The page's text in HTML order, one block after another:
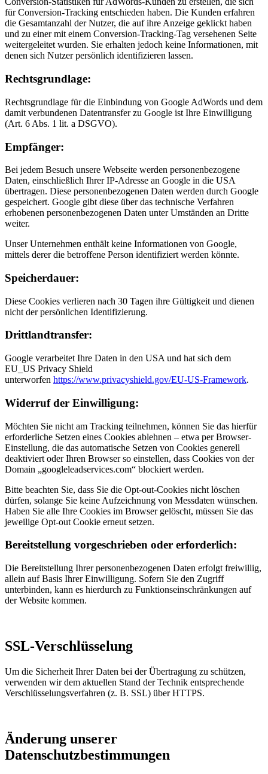
für Conversion-Tracking entschieden haben. Die Kunden erfahren
die Gesamtanzahl der Nutzer, die auf ihre Anzeige geklickt haben
und zu einer mit einem Conversion-Tracking-Tag versehenen Seite
weitergeleitet wurden. Sie erhalten jedoch keine Informationen, mit
denen sich Nutzer persönlich identifizieren lassen.
Rechtsgrundlage:
Rechtsgrundlage für die Einbindung von Google AdWords und dem
damit verbundenen Datentransfer zu Google ist Ihre Einwilligung
(Art. 6 Abs. 1 lit. a DSGVO).
Empfänger:
Bei jedem Besuch unsere Webseite werden personenbezogene
Daten, einschließlich Ihrer IP-Adresse an Google in die USA
übertragen. Diese personenbezogenen Daten werden durch Google
gespeichert. Google gibt diese über das technische Verfahren
erhobenen personenbezogenen Daten unter Umständen an Dritte
weiter.
Unser Unternehmen enthält keine Informationen von Google,
mittels derer die betroffene Person identifiziert werden könnte.
Speicherdauer:
Diese Cookies verlieren nach 30 Tagen ihre Gültigkeit und dienen
nicht der persönlichen Identifizierung.
Drittlandtransfer:
Google verarbeitet Ihre Daten in den USA und hat sich dem
EU_US Privacy Shield
unterworfen https://www.privacyshield.gov/EU-US-Framework.
Widerruf der Einwilligung:
Möchten Sie nicht am Tracking teilnehmen, können Sie das hierfür
erforderliche Setzen eines Cookies ablehnen – etwa per Browser-
Einstellung, die das automatische Setzen von Cookies generell
deaktiviert oder Ihren Browser so einstellen, dass Cookies von der
Domain „googleleadservices.com“ blockiert werden.
Bitte beachten Sie, dass Sie die Opt-out-Cookies nicht löschen
dürfen, solange Sie keine Aufzeichnung von Messdaten wünschen.
Haben Sie alle Ihre Cookies im Browser gelöscht, müssen Sie das
jeweilige Opt-out Cookie erneut setzen.
Bereitstellung vorgeschrieben oder erforderlich:
Die Bereitstellung Ihrer personenbezogenen Daten erfolgt freiwillig,
allein auf Basis Ihrer Einwilligung. Sofern Sie den Zugriff
unterbinden, kann es hierdurch zu Funktionseinschränkungen auf
der Website kommen.
SSL-Verschlüsselung
Um die Sicherheit Ihrer Daten bei der Übertragung zu schützen,
verwenden wir dem aktuellen Stand der Technik entsprechende
Verschlüsselungsverfahren (z. B. SSL) über HTTPS.
Änderung unserer
Datenschutzbestimmungen